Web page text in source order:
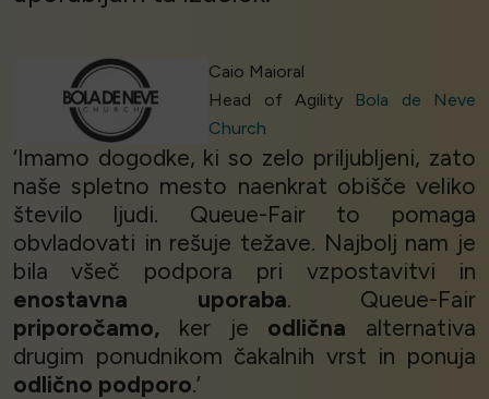
Caio Maioral
Head of Agility Bola de Neve
Church
‘Imamo dogodke, ki so zelo priljubljeni, zato
naše spletno mesto naenkrat obišče veliko
število ljudi. Queue-Fair to pomaga
obvladovati in rešuje težave. Najbolj nam je
bila všeč podpora pri vzpostavitvi in
enostavna uporaba. Queue-Fair
priporočamo, ker je odlična alternativa
drugim ponudnikom čakalnih vrst in ponuja
odlično podporo.’